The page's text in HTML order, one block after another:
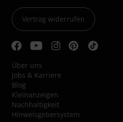
Vertrag widerrufen
Über uns
Jobs & Karriere
Blog
Kleinanzeigen
Nachhaltigkeit
Hinweisgebersystem